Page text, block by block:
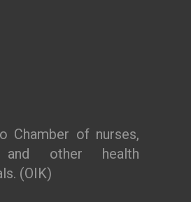
Chamber of nurses,
and other health
(OIK)